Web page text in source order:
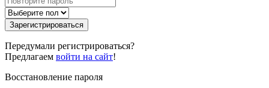
Зарегистрироваться
Передумали регистрироваться?
Предлагаем войти на сайт!
Восстановление пароля